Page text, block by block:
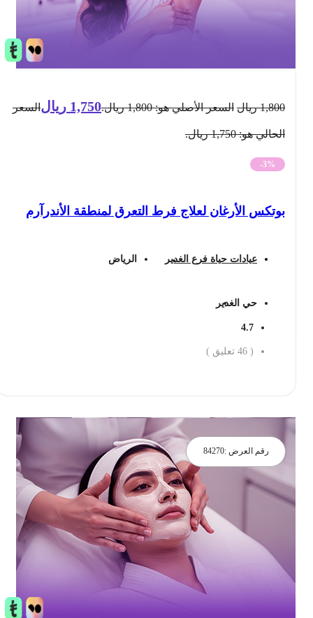
1,800 ريال السعر الأصلي هو: 1,800 ريال. 1,750 ريال السعر
الحالي هو: 1,750 ريال.
-3%
بوتكس الأرغان لعلاج فرط التعرق لمنطقة الأندرآرم
عيادات حياة فرع الغدير الرياض
حي الغدير
4.7
46 تعليق )
رقم العرض :84270